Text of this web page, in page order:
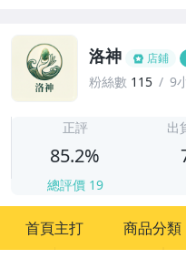
洛神 店鋪
粉絲數 115 9
正評
85.2%
總評價 19
出
首頁主打 商品分類